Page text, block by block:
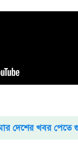
দেশের খবর পেতে